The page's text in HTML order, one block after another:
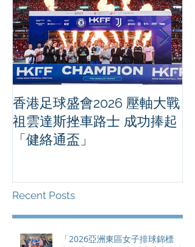
香港足球盛會2026 壓軸大戰
祖雲達斯挫車路士 成功捧起
「健絡通盃」
Recent Posts
「2026亞洲東區女子排球錦標